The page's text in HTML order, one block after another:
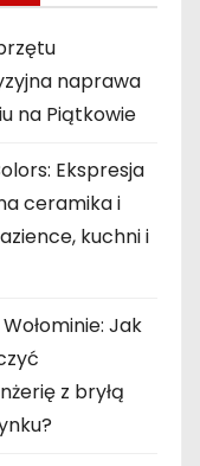
naprawa
na Piątkowie
Ekspresja
ceramika i
kuchni i
Jak
z bryłą